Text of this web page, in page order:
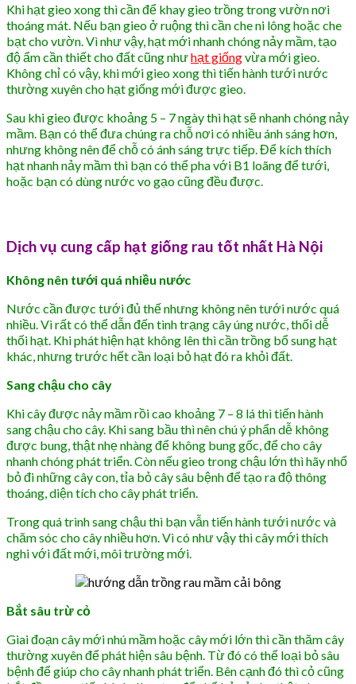
Khi hạt gieo xong thì cần để khay gieo trồng trong vườn nơi
thoáng mát. Nếu bạn gieo ở ruộng thì cần che ni lông hoặc che
bạt cho vườn. Vì như vậy, hạt mới nhanh chóng nảy mầm, tạo
độ ẩm cần thiết cho đất cũng nhưhạt giốngvừa mới gieo.
Không chỉ có vậy, khi mới gieo xong thì tiến hành tưới nước
thường xuyên cho hạt giống mới được gieo.
Sau khi gieo được khoảng 5 – 7 ngày thì hạt sẽ nhanh chóng nảy
mầm. Bạn có thể đưa chúng ra chỗ nơi có nhiều ánh sáng hơn,
nhưng không nên để chỗ có ánh sáng trực tiếp. Để kích thích
hạt nhanh nảy mầm thì bạn có thể pha với B1 loãng để tưới,
hoặc bạn có dùng nước vo gạo cũng đều được.
Dịch vụ cung cấp hạt giống rau tốt nhất Hà Nội
Không nên tưới quá nhiều nước
Nước cần được tưới đủ thế nhưng không nên tưới nước quá
nhiều. Vì rất có thể dẫn đến tình trạng cây úng nước, thối dễ
thối hạt. Khi phát hiện hạt không lên thì cần trồng bổ sung hạt
khác, nhưng trước hết cần loại bỏ hạt đó ra khỏi đất.
Sang chậu cho cây
Khi cây được nảy mầm rồi cao khoảng 7 – 8 lá thì tiến hành
sang chậu cho cây. Khi sang bầu thì nên chú ý phẩn dễ không
được bung, thật nhẹ nhàng để không bung gốc, để cho cây
nhanh chóng phát triển. Còn nếu gieo trong chậu lớn thì hãy nhổ
bỏ đi những cây con, tỉa bỏ cây sâu bệnh để tạo ra độ thông
thoáng, diện tích cho cây phát triển.
Trong quá trình sang chậu thì bạn vẫn tiến hành tưới nước và
chăm sóc cho cây nhiều hơn. Vì có như vậy thì cây mới thích
nghi với đất mới, môi trường mới.
Bắt sâu trừ cỏ
Giai đoạn cây mới nhú mầm hoặc cây mới lớn thì cần thăm cây
thường xuyên để phát hiện sâu bệnh. Từ đó có thể loại bỏ sâu
bệnh để giúp cho cây nhanh phát triển. Bên cạnh đó thì cỏ cũng